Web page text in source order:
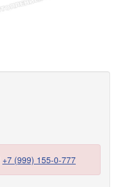
+7 (999) 155-0-777